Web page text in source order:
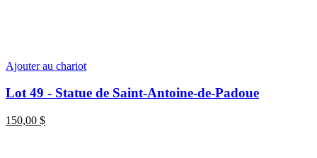
Ajouter au chariot
Lot 49 - Statue de Saint-Antoine-de-Padoue
150,00 $